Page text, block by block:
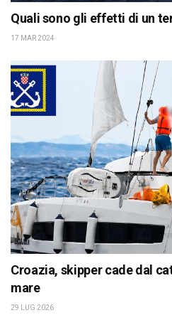
Quali sono gli effetti di un
17 MAR 2024
Croazia, skipper cade dal
mare
29 LUG 2026